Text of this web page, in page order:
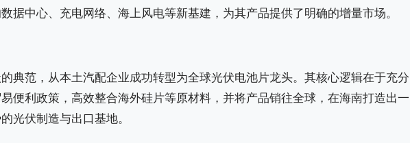
据中心、充电网络、海上风电等新基建，为其产品提供了明确的增量市场。
典范，从本土汽配企业成功转型为全球光伏电池片龙头。其核心逻辑在于充分
便利政策，高效整合海外硅片等原材料，并将产品销往全球，在海南打造出一
光伏制造与出口基地。